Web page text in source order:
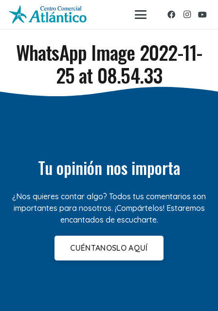
WhatsApp Image 2022-11-
25 at 08.54.33
Tu opinión nos importa
¿Nos quieres contar algo? Todos tus comentarios son
importantes para nosotros. ¡Compártelos! Estaremos
encantados de escucharte.
CUÉNTANOSLO AQUÍ